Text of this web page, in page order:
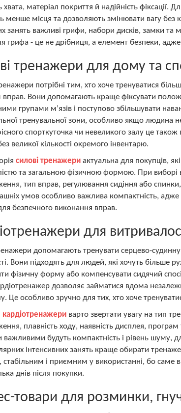
хвата, матеріал покриття й надійність фіксації.
менше місця та дозволяють змінювати вагу без
занять важливі грифи, набори дисків, замки та
грифа - це не дрібниця, а елемент безпеки,
тренажери для дому та
потрібні тим, хто хоче тренуватися
Вони допомагають краще фіксувати
групами м’язів і поступово збільшувати
тренувальної зони, особливо якщо людина
спорткуточка чи невеликого залу це
великої кількості окремого інвентарю.
силові тренажериактуальна для покупців,
та загальною фізичною формою. При
тип вправ, регулювання сидіння або спинки,
умов особливо важлива компактність, адже
безпечного виконання вправ.
для
допомагають тренувати серцево-
Вони підходять для людей, які хочуть більше
фізичну форму або компенсувати сидячий
дозволяє займатися вдома
Це особливо зручно для тих, хто хоче
кардіотренажериварто звертати увагу на тип
плавність ходу, наявність дисплея,
важливими будуть компактність і рівень шуму,
інтенсивних занять краще обирати
стабільним і приємним у використанні, бо
днів після покупки.
товари для розминки,